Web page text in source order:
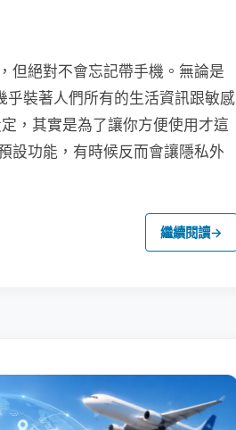
但絕對不會忘記帶手機。無論是
乎裝著人們所有的生活資訊跟敏感
，其實是為了讓你方便使用才這
設功能，有時候反而會讓隱私外
繼續閱讀→